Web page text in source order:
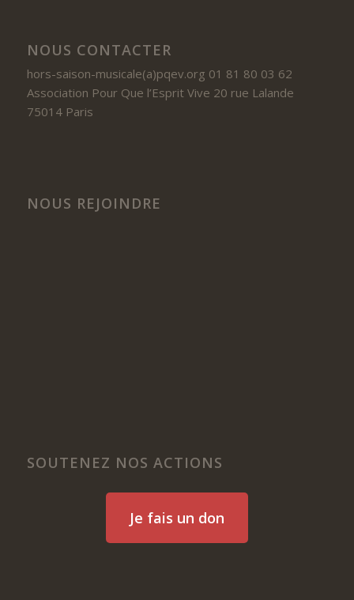
NOUS CONTACTER
hors-saison-musicale(a)pqev.org 01 81 80 03 62
Association Pour Que l’Esprit Vive 20 rue Lalande
75014 Paris
NOUS REJOINDRE
SOUTENEZ NOS ACTIONS
Je fais un don